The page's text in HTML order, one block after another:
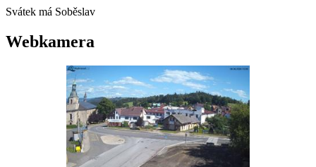
Svátek má Soběslav
Webkamera